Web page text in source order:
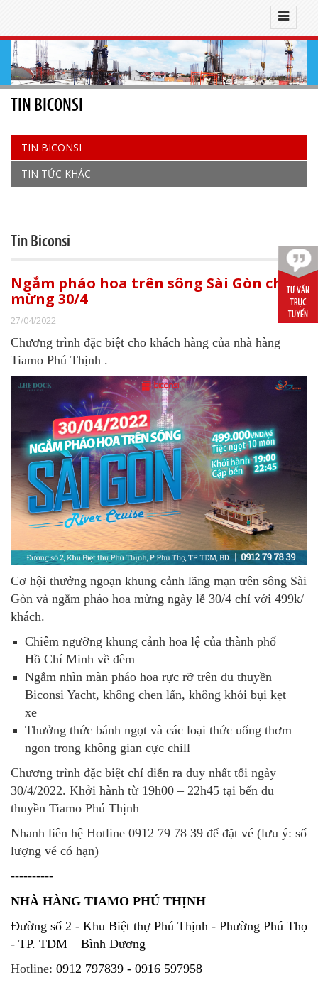
TIN BICONSI
TIN BICONSI
TIN TỨC KHÁC
Tin Biconsi
Ngắm pháo hoa trên sông Sài Gòn chào
mừng 30/4
27/04/2022
Chương trình đặc biệt cho khách hàng của nhà hàng
Tiamo Phú Thịnh .
Cơ hội thưởng ngoạn khung cảnh lãng mạn trên sông Sài
Gòn và ngắm pháo hoa mừng ngày lễ 30/4 chỉ với 499k/
khách.
Chiêm ngưỡng khung cảnh hoa lệ của thành phố
Hồ Chí Minh về đêm
Ngắm nhìn màn pháo hoa rực rỡ trên du thuyền
Biconsi Yacht, không chen lấn, không khói bụi kẹt
xe
Thưởng thức bánh ngọt và các loại thức uống thơm
ngon trong không gian cực chill
Chương trình đặc biệt chỉ diễn ra duy nhất tối ngày
30/4/2022. Khởi hành từ 19h00 – 22h45 tại bến du
thuyền Tiamo Phú Thịnh
Nhanh liên hệ Hotline 0912 79 78 39 để đặt vé (lưu ý: số
lượng vé có hạn)
----------
NHÀ HÀNG TIAMO PHÚ THỊNH
Đường số 2 - Khu Biệt thự Phú Thịnh - Phường Phú Thọ
- TP. TDM – Bình Dương
Hotline: 0912 797839 - 0916 597958